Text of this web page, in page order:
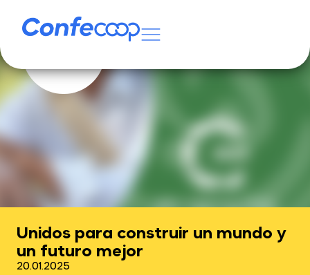
Unidos para construir un mundo y
un futuro mejor
20.01.2025